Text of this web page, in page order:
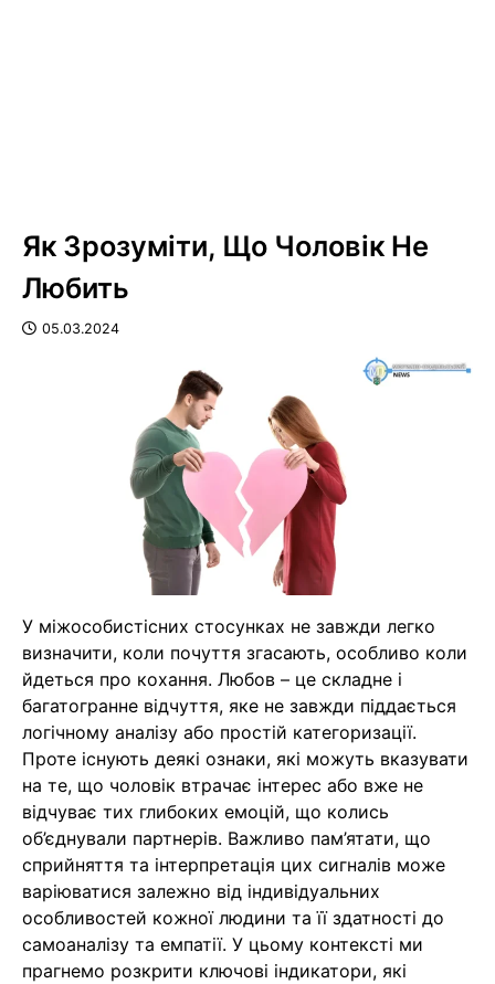
Як Зрозуміти, Що Чоловік Не
Любить
05.03.2024
У міжособистісних стосунках не завжди легко
визначити, коли почуття згасають, особливо коли
йдеться про кохання. Любов – це складне і
багатогранне відчуття, яке не завжди піддається
логічному аналізу або простій категоризації.
Проте існують деякі ознаки, які можуть вказувати
на те, що чоловік втрачає інтерес або вже не
відчуває тих глибоких емоцій, що колись
об’єднували партнерів. Важливо пам’ятати, що
сприйняття та інтерпретація цих сигналів може
варіюватися залежно від індивідуальних
особливостей кожної людини та її здатності до
самоаналізу та емпатії. У цьому контексті ми
прагнемо розкрити ключові індикатори, які